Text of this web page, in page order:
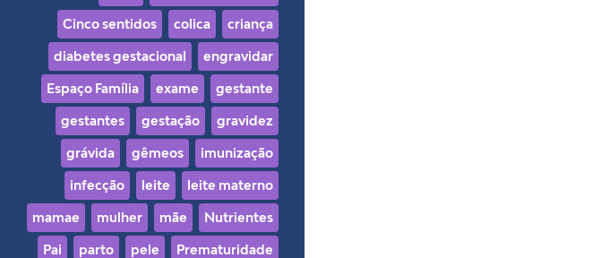
Cinco sentidos colica criança
diabetes gestacional engravidar
Espaço Família exame gestante
gestantes gestação gravidez
grávida gêmeos imunização
infecção leite leite materno
mamae mulher mãe Nutrientes
Pai parto pele Prematuridade